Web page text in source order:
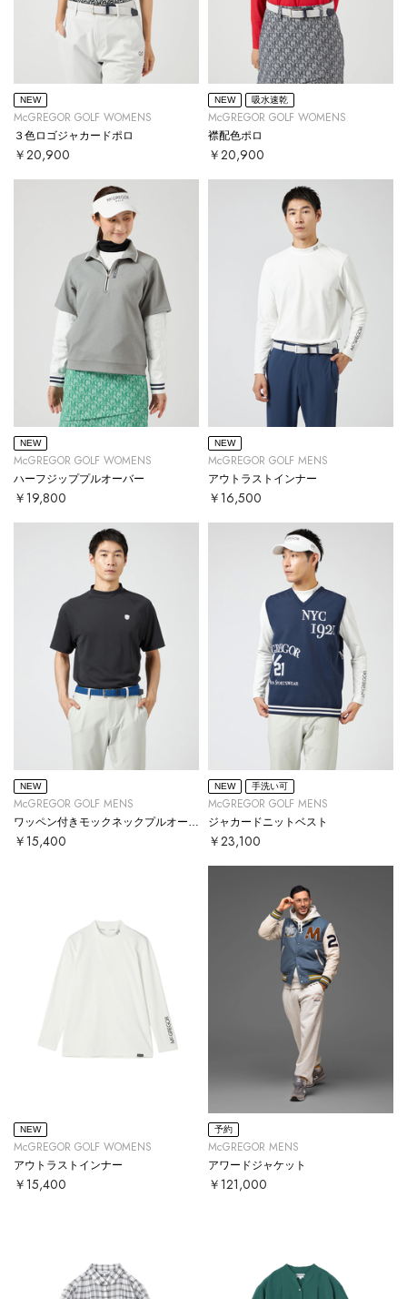
NEW
McGREGOR GOLF WOMENS
３色ロゴジャカードポロ
￥20,900
NEW 吸水速乾
McGREGOR GOLF WOMENS
襟配色ポロ
￥20,900
NEW
McGREGOR GOLF WOMENS
ハーフジッププルオーバー
￥19,800
NEW
McGREGOR GOLF MENS
アウトラストインナー
￥16,500
NEW
McGREGOR GOLF MENS
￥15,400
NEW 手洗い可
McGREGOR GOLF MENS
ジャカードニットベスト
￥23,100
NEW
McGREGOR GOLF WOMENS
アウトラストインナー
￥15,400
予約
McGREGOR MENS
アワードジャケット
￥121,000